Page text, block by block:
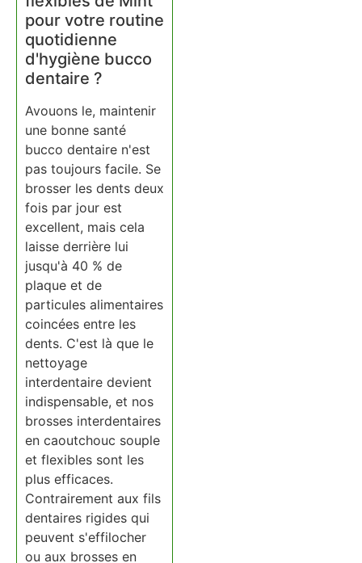
pour votre routine
quotidienne
d'hygiène bucco
dentaire ?
Avouons le, maintenir
une bonne santé
bucco dentaire n'est
pas toujours facile. Se
brosser les dents deux
fois par jour est
excellent, mais cela
laisse derrière lui
jusqu'à 40 % de
plaque et de
particules alimentaires
coincées entre les
dents. C'est là que le
nettoyage
interdentaire devient
indispensable, et nos
brosses interdentaires
en caoutchouc souple
et flexibles sont les
plus efficaces.
Contrairement aux fils
dentaires rigides qui
peuvent s'effilocher
ou aux brosses en